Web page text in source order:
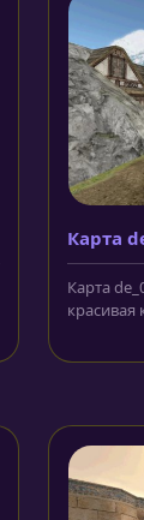
Карта
Карта
красивая